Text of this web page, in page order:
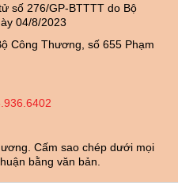
số 276/GP-BTTTT do Bộ
04/8/2023
Công Thương, số 655 Phạm
Cấm sao chép dưới mọi
bằng văn bản.